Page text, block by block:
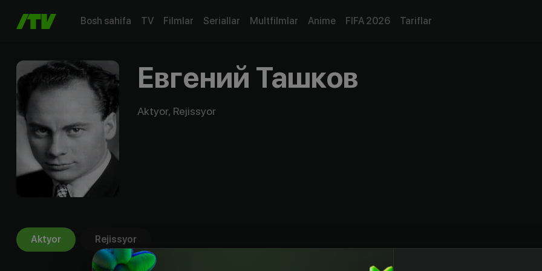
Bosh sahifa TV Filmlar Seriallar Multfilmlar Anime FIFA 2026 Tariflar
Евгений Ташков
Aktyor, Rejissyor
Aktyor Rejissyor